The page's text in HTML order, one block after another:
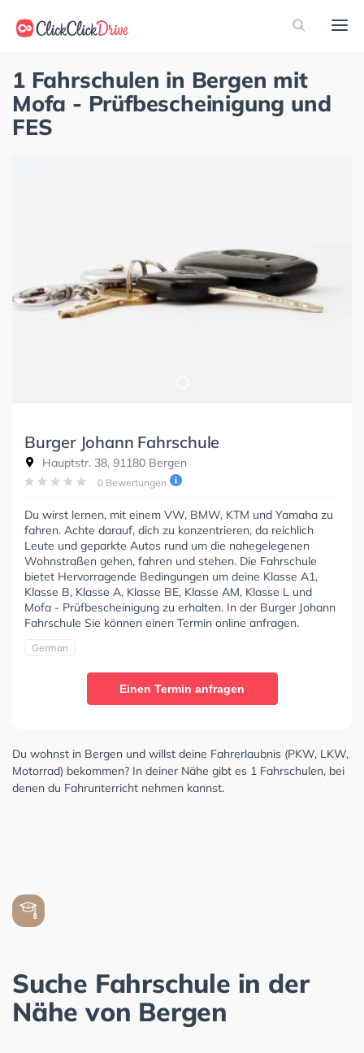
1 Fahrschulen in Bergen mit
Mofa - Prüfbescheinigung und
FES
Burger Johann Fahrschule
Hauptstr. 38, 91180 Bergen
0 Bewertungen
Du wirst lernen, mit einem VW, BMW, KTM und Yamaha zu
fahren. Achte darauf, dich zu konzentrieren, da reichlich
Leute und geparkte Autos rund um die nahegelegenen
Wohnstraßen gehen, fahren und stehen. Die Fahrschule
bietet Hervorragende Bedingungen um deine Klasse A1,
Klasse B, Klasse A, Klasse BE, Klasse AM, Klasse L und
Mofa - Prüfbescheinigung zu erhalten. In der Burger Johann
Fahrschule Sie können einen Termin online anfragen.
German
Einen Termin anfragen
Du wohnst in Bergen und willst deine Fahrerlaubnis (PKW, LKW,
Motorrad) bekommen? In deiner Nähe gibt es 1 Fahrschulen, bei
denen du Fahrunterricht nehmen kannst.
Suche Fahrschule in der
Nähe von Bergen